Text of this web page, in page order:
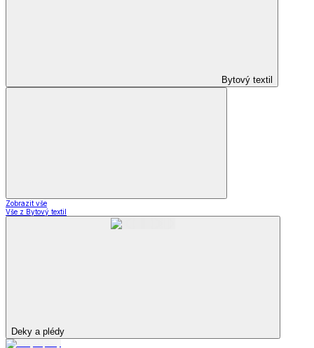
Bytový textil
Zobrazit vše
Vše z Bytový textil
Deky a plédy